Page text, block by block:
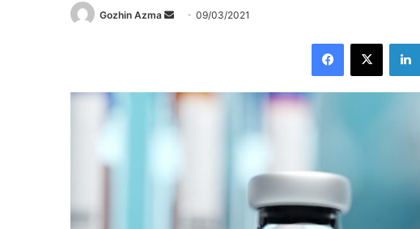
Gozhin Azma
Send09/03/2021
Facebook
X